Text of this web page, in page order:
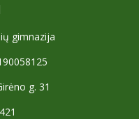
gimnazija
g. 31